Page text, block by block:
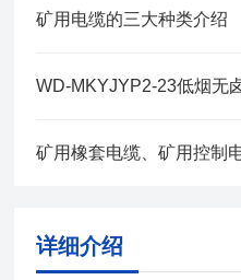
矿用电缆的三大种类介绍
WD-MKYJYP2-23低烟无
详细介绍